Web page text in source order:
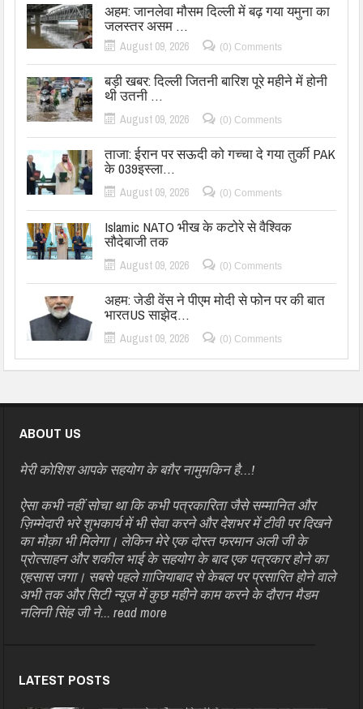
अहम: जानलेवा मौसम दिल्ली में बढ़ गया यमुना का
जलस्तर असम …
August 09, 2026 (0) Comments
बड़ी खबर: दिल्ली जितनी बारिश पूरे महीने में होनी
थी उतनी …
August 09, 2026 (0) Comments
ताजा: ईरान पर सऊदी को गच्चा दे गया तुर्की PAK
के 039इस्ला…
August 09, 2026 (0) Comments
Islamic NATO भीख के कटोरे से वैश्विक
सौदेबाजी तक
August 09, 2026 (0) Comments
अहम: जेडी वेंस ने पीएम मोदी से फोन पर की बात
भारतUS साझेद…
August 09, 2026 (0) Comments
ABOUT US
मेरी कोशिश आपके सहयोग के बग़ैर नामुमकिन है…!
ऐसा कभी नहीं सोचा था कि कभी पत्रकारिता जैसे सम्मानित और
ज़िम्मेदारी भरे शुभकार्य में भी सेवा करने और देशभर में टीवी पर दिखने
का मौक़ा भी मिलेगा। लेकिन मेरे एक दोस्त फरमान अली जी के
प्रोत्साहन और शकील भाई के सहयोग के बाद एक पत्रकार होने का
एहसास जगा। सबसे पहले ग़ाजियाबाद से केबल पर प्रसारित होने वाले
अभी तक और सिटी न्यूज़ में कुछ महीने काम करने के दौरान मैडम
नलिनी सिंह जी ने...read more
LATEST POSTS